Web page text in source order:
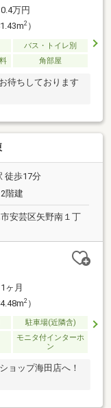
万円
2）
バス・トイレ別
角部屋
待ちしております
徒歩17分
階建
安芸区矢野南１丁
1ヶ月
2）
駐車場(近隣含)
モニタ付インターホ
ン
ョップ海田店へ！